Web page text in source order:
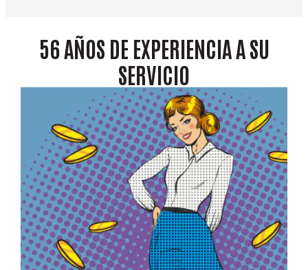
56 AÑOS DE EXPERIENCIAA SU
SERVICIO